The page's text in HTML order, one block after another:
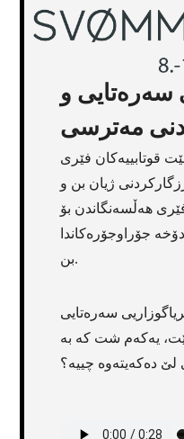
سەرەتایی و
مەترسی
قوتابییەکان فێری
ژیان بن و
هەڵسەنگاندن بۆ
جۆراوجۆرەکاندا
بن.
سەرەتایی
یەکەم شت کە بە
لێ دەکەیتەوە چییە؟